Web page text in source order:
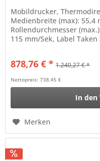
Mobildrucker,
Medienbreite (max): 55,4
Rollendurchmesser
115 mm/Sek, Label
878,76 € * 1.240,27 € *
Nettopreis: 738,45 €
In den
Merken